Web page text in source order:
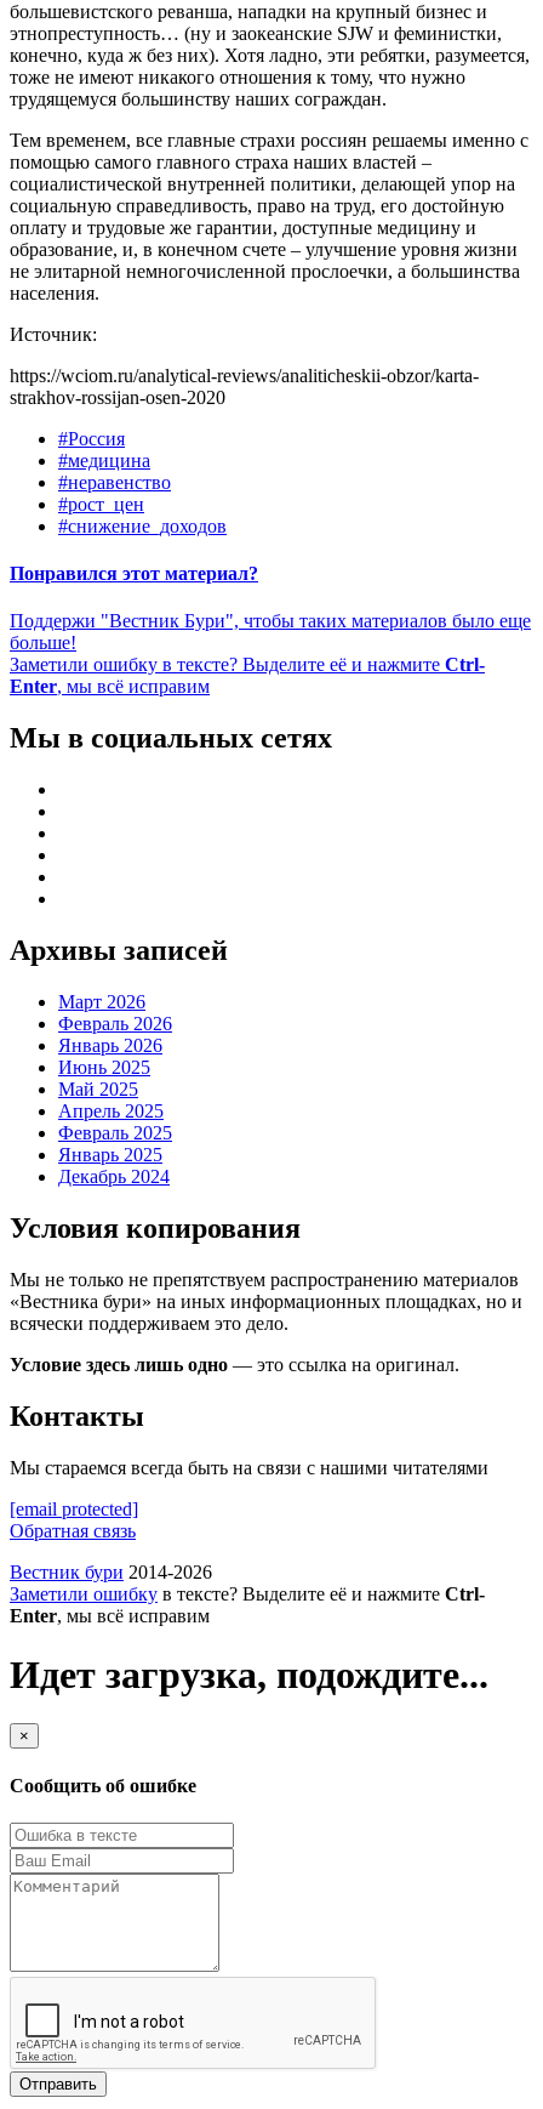
большевистского реванша, нападки на крупный бизнес и
этнопреступность… (ну и заокеанские SJW и феминистки,
конечно, куда ж без них). Хотя ладно, эти ребятки, разумеется,
тоже не имеют никакого отношения к тому, что нужно
трудящемуся большинству наших сограждан.
Тем временем, все главные страхи россиян решаемы именно с
помощью самого главного страха наших властей –
социалистической внутренней политики, делающей упор на
социальную справедливость, право на труд, его достойную
оплату и трудовые же гарантии, доступные медицину и
образование, и, в конечном счете – улучшение уровня жизни
не элитарной немногочисленной прослоечки, а большинства
населения.
Источник:
https://wciom.ru/analytical-reviews/analiticheskii-obzor/karta-
strakhov-rossijan-osen-2020
#Россия
#медицина
#неравенство
#рост_цен
#снижение_доходов
Понравился этот материал?
Поддержи "Вестник Бури", чтобы таких материалов было еще
больше!
Заметили ошибку в тексте? Выделите её и нажмите Ctrl-
Enter, мы всё исправим
Мы в социальных сетях
Архивы записей
Март 2026
Февраль 2026
Январь 2026
Июнь 2025
Май 2025
Апрель 2025
Февраль 2025
Январь 2025
Декабрь 2024
Условия копирования
Мы не только не препятствуем распространению материалов
«Вестника бури» на иных информационных площадках, но и
всячески поддерживаем это дело.
Условие здесь лишь одно — это ссылка на оригинал.
Контакты
Мы стараемся всегда быть на связи с нашими читателями
[email protected]
Обратная связь
Вестник бури 2014-2026
Заметили ошибку в тексте? Выделите её и нажмите Ctrl-
Enter, мы всё исправим
Идет загрузка, подождите...
×
Сообщить об ошибке
Отправить